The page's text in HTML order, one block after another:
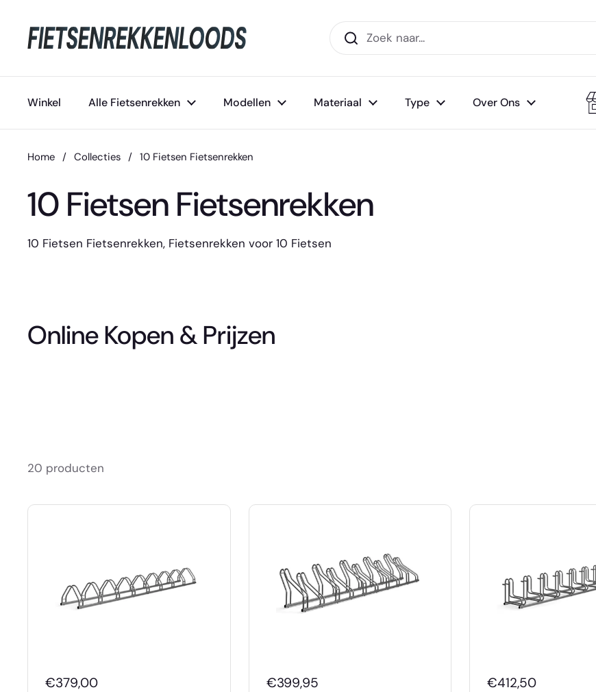
Winkel Alle Fietsenrekken Modellen Materiaal Type Over Ons
Home / Collecties / 10 Fietsen Fietsenrekken
10 Fietsen Fietsenrekken
10 Fietsen Fietsenrekken, Fietsenrekken voor 10 Fietsen
Online Kopen & Prijzen
20 producten
€379,00
€399,95
€412,50